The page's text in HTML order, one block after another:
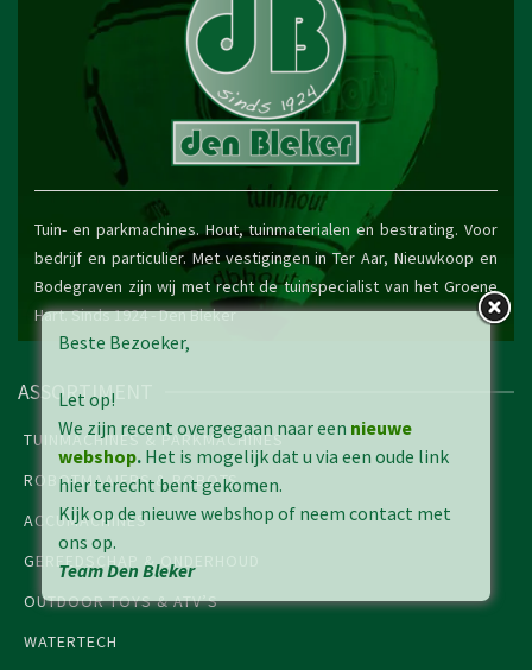
Tuin- en parkmachines. Hout, tuinmaterialen en bestrating. Voor
bedrijf en particulier. Met vestigingen in Ter Aar, Nieuwkoop en
Bodegraven zijn wij met recht de tuinspecialist van het Groene
Hart. Sinds 1924 -Den Bleker
ASSORTIMENT
TUINMACHINES & PARKMACHINES
ROBOTMAAIERS & ROBOTS
ACCUMACHINES
GEREEDSCHAP & ONDERHOUD
OUTDOOR TOYS & ATV’S
WATERTECH
Beste Bezoeker,
Let op!
We zijn recent overgegaan naar een nieuwe
webshop. Het is mogelijk dat u via een oude link
hier terecht bent gekomen.
Kijk op de nieuwe webshop of neem contact met
ons op.
Team Den Bleker